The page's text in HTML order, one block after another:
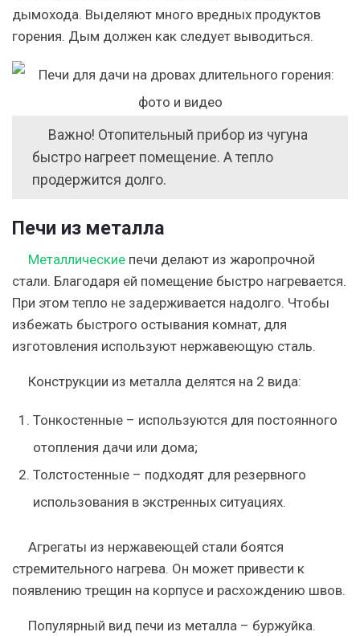
дымохода. Выделяют много вредных продуктов
горения. Дым должен как следует выводиться.
Важно! Отопительный прибор из чугуна
быстро нагреет помещение. А тепло
продержится долго.
Печи из металла
Металлические печи делают из жаропрочной
стали. Благодаря ей помещение быстро нагревается.
При этом тепло не задерживается надолго. Чтобы
избежать быстрого остывания комнат, для
изготовления используют нержавеющую сталь.
Конструкции из металла делятся на 2 вида:
Тонкостенные – используются для постоянного
отопления дачи или дома;
Толстостенные – подходят для резервного
использования в экстренных ситуациях.
Агрегаты из нержавеющей стали боятся
стремительного нагрева. Он может привести к
появлению трещин на корпусе и расхождению швов.
Популярный вид печи из металла – буржуйка.